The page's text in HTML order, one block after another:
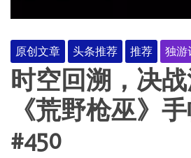
原创文章 头条推荐 推荐 独游
时空回溯，决
《荒野枪巫》
#450